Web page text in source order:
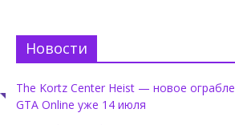
Новости
The Kortz Center Heist — новое
GTA Online уже 14 июля